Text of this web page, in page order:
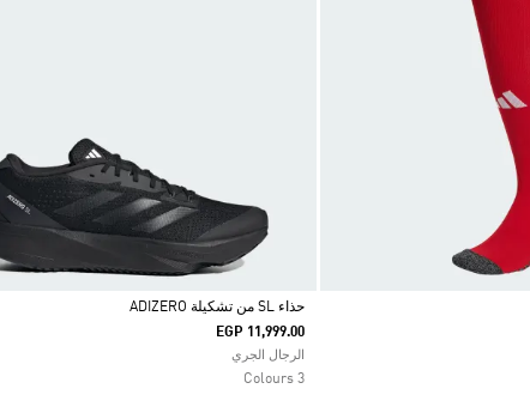
Selected
حذاء SL من تشكيلة ADIZERO
EGP 11,999.00
الرجال الجري
3 Colours